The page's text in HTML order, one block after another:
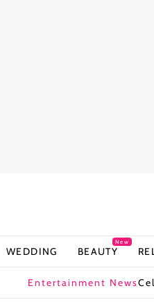
WEDDING BEAUTY
New
Entertainment News